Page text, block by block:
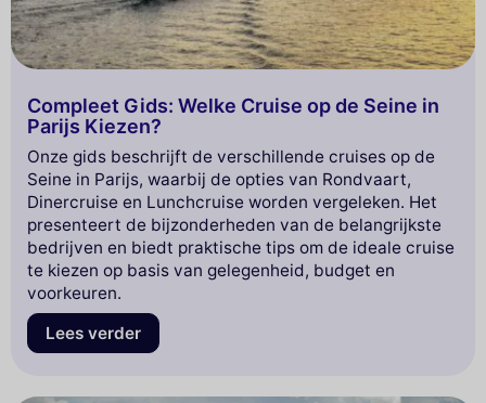
Compleet Gids: Welke Cruise op de Seine in
Parijs Kiezen?
Onze gids beschrijft de verschillende cruises op de
Seine in Parijs, waarbij de opties van Rondvaart,
Dinercruise en Lunchcruise worden vergeleken. Het
presenteert de bijzonderheden van de belangrijkste
bedrijven en biedt praktische tips om de ideale cruise
te kiezen op basis van gelegenheid, budget en
voorkeuren.
Lees verder